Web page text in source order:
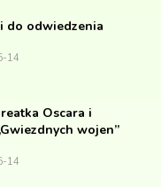
do odwiedzenia
14
Oscara i
wojen”
14